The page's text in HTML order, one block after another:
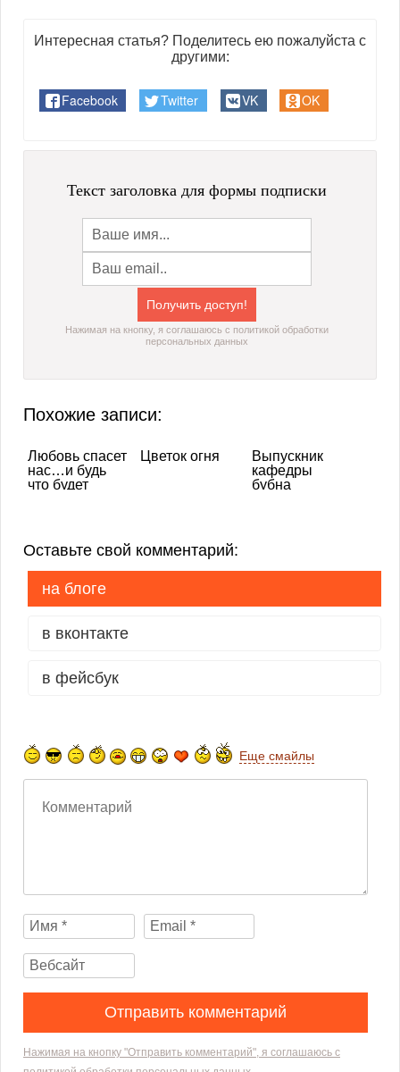
Интересная статья? Поделитесь ею пожалуйста с
другими:
Facebook Twitter VK OK
Текст заголовка для формы подписки
Нажимая на кнопку, я соглашаюсь с политикой обработки
персональных данных
Похожие записи:
Любовь спасет
нас…и будь
что будет
Цветок огня
Выпускник
кафедры
бубна
Оставьте свой комментарий:
на блоге
в вконтакте
в фейсбук
Еще смайлы
Нажимая на кнопку "Отправить комментарий", я соглашаюсь с